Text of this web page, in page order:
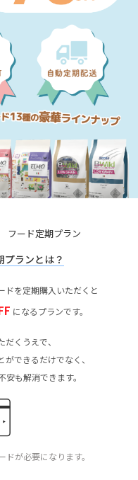
フード定期プラン
プランとは？
ドを定期購入いただくと
になるプランです。
くうえで、
できるだけでなく、
安も解消できます。
が必要になります。